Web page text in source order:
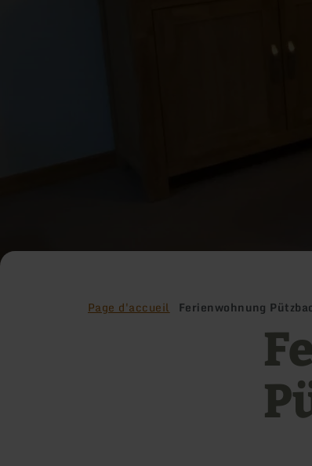
Page d'accueil Ferienwohnung